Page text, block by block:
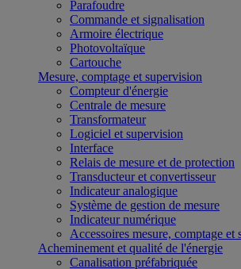
Parafoudre
Commande et signalisation
Armoire électrique
Photovoltaïque
Cartouche
Mesure, comptage et supervision
Compteur d'énergie
Centrale de mesure
Transformateur
Logiciel et supervision
Interface
Relais de mesure et de protection
Transducteur et convertisseur
Indicateur analogique
Système de gestion de mesure
Indicateur numérique
Accessoires mesure, comptage et
Acheminement et qualité de l'énergie
Canalisation préfabriquée